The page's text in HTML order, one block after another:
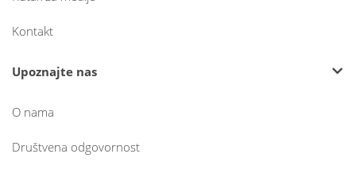
Kontakt
Upoznajte nas
O nama
Društvena odgovornost